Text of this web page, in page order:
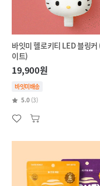
바잇미 헬로키티 LED 블링커
이트)
19,900원
바잇미배송
5.0 (3)